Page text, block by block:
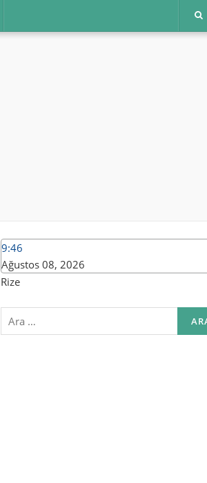
9:46
Ağustos 08, 2026
Rize
Arama: